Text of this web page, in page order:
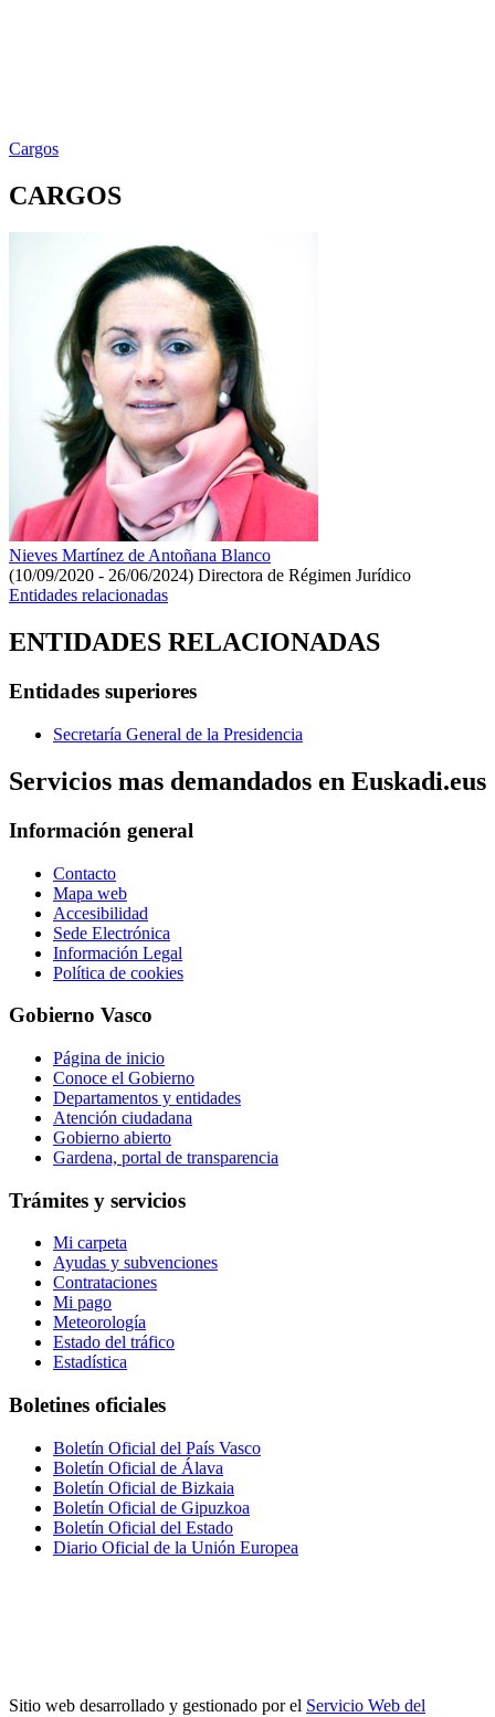
Cargos
CARGOS
Nieves Martínez de Antoñana Blanco
(10/09/2020 - 26/06/2024) Directora de Régimen Jurídico
Entidades relacionadas
ENTIDADES RELACIONADAS
Entidades superiores
Secretaría General de la Presidencia
Servicios mas demandados en Euskadi.eus
Información general
Contacto
Mapa web
Accesibilidad
Sede Electrónica
Información Legal
Política de cookies
Gobierno Vasco
Página de inicio
Conoce el Gobierno
Departamentos y entidades
Atención ciudadana
Gobierno abierto
Gardena, portal de transparencia
Trámites y servicios
Mi carpeta
Ayudas y subvenciones
Contrataciones
Mi pago
Meteorología
Estado del tráfico
Estadística
Boletines oficiales
Boletín Oficial del País Vasco
Boletín Oficial de Álava
Boletín Oficial de Bizkaia
Boletín Oficial de Gipuzkoa
Boletín Oficial del Estado
Diario Oficial de la Unión Europea
Sitio web desarrollado y gestionado por el Servicio Web del